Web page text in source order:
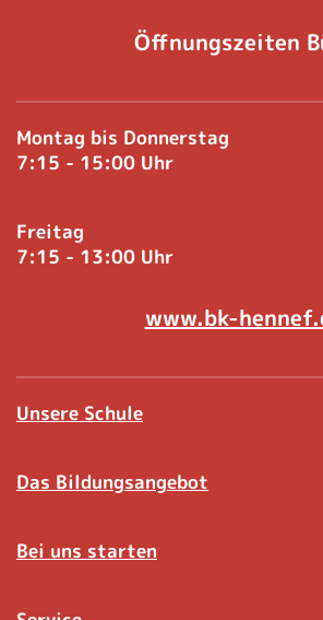
Öffnungszeiten
Montag bis Donnerstag
7:15 - 15:00 Uhr
Freitag
7:15 - 13:00 Uhr
www.bk-
Unsere Schule
Das Bildungsangebot
Bei uns starten